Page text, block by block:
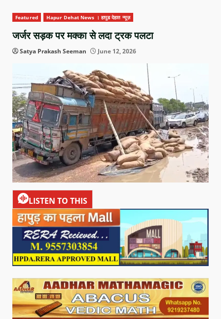
Featured Hapur Dehat News । हापुड देहात न्यूज़
जर्जर सड़क पर मक्का से लदा ट्रक पलटा
Satya Prakash Seeman June 12, 2026
LISTEN TO THIS